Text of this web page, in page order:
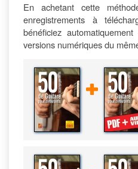
En achetant cette
enregistrements à
bénéficiez
versions numériques du